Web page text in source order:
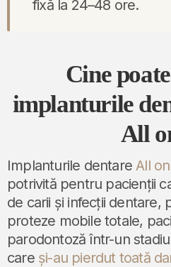
fixă la 24–48 ore.
Cine
implanturile
All
Implanturile dentare All
potrivită pentru pacienții
de carii și infecții dentare,
proteze mobile totale,
parodontoză într-un
care și-au pierdut toată